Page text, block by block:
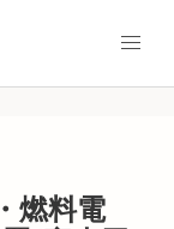
燃料電